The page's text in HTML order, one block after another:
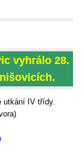
vyhrálo 28. 3.
utkání IV třídy.